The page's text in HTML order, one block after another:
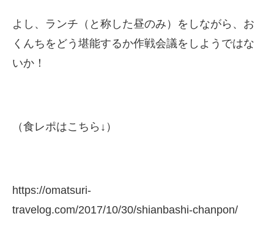
よし、ランチ（と称した昼のみ）をしながら、お
くんちをどう堪能するか作戦会議をしようではな
いか！
（食レポはこちら↓）
https://omatsuri-
travelog.com/2017/10/30/shianbashi-chanpon/